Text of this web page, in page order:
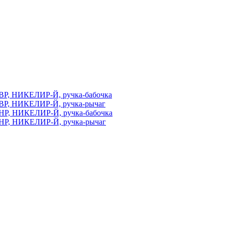
НИКЕЛИР-Й, ручка-бабочка
НИКЕЛИР-Й, ручка-рычаг
НИКЕЛИР-Й, ручка-бабочка
НИКЕЛИР-Й, ручка-рычаг